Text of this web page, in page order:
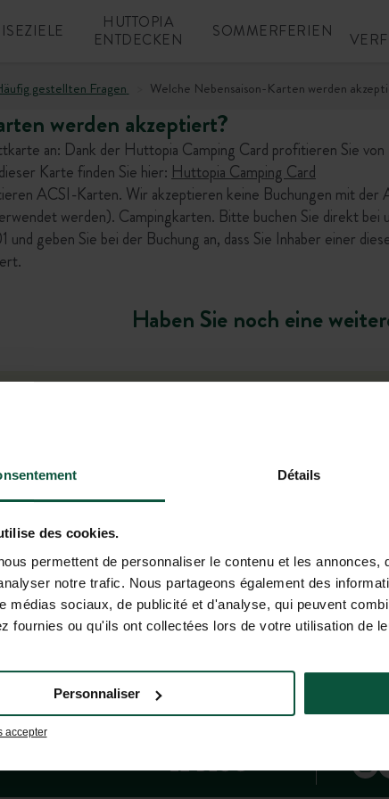
Détails
des cookies.
permettent de personnaliser le contenu et les
notre trafic. Nous partageons également des
médias sociaux, de publicité et d'analyse, qui peuvent
fournies ou qu'ils ont collectées lors de votre utilisation de
accepter
Personnaliser
HUTTOPIA
ENTDECKEN
SOMMERFERIEN
gestellten Fragen Welche Nebensaison-Karten werden
werden akzeptiert?
an: Dank der Huttopia Camping Card profitieren Sie
Karte finden Sie hier: Huttopia Camping Card
ACSI-Karten. Wir akzeptieren keine Buchungen mit der
werden). Campingkarten. Bitte buchen Sie direkt bei
geben Sie bei der Buchung an, dass Sie Inhaber einer
Haben Sie noch eine
virtueller Assistent befindet sich derzeit in der Beta-
keine Haftung. Wir empfehlen Ihnen, wichtige
zu überprüfen.
BEI!
und Sonderangeboten von Huttopia!
FRAGEN